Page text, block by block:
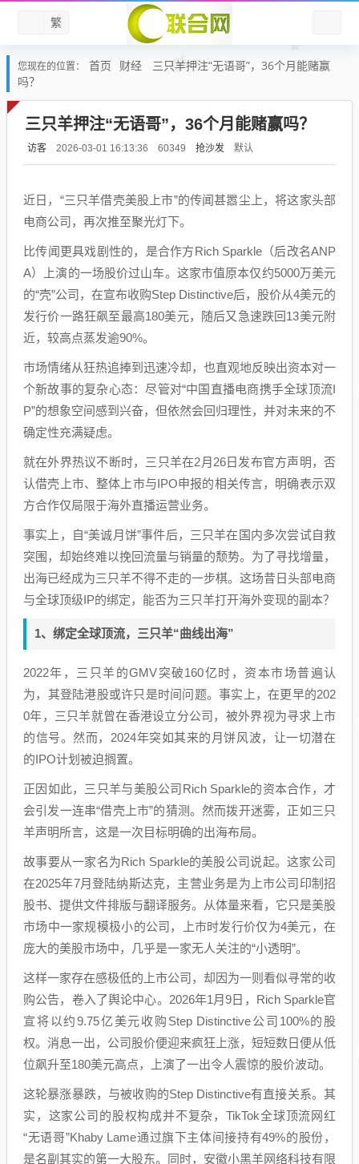
繁
您现在的位置： 首页 财经
三只羊押注“无语哥”，36个月能赌赢
吗？
三只羊押注“无语哥”，36个月能赌赢吗？
访客 2026-03-01 16:13:36 60349 抢沙发 默认
近日，“三只羊借壳美股上市”的传闻甚嚣尘上，将这家头部
电商公司，再次推至聚光灯下。
比传闻更具戏剧性的，是合作方Rich Sparkle（后改名ANP
A）上演的一场股价过山车。这家市值原本仅约5000万美元
的“壳”公司，在宣布收购Step Distinctive后，股价从4美元的
发行价一路狂飙至最高180美元，随后又急速跌回13美元附
近，较高点蒸发逾90%。
市场情绪从狂热追捧到迅速冷却，也直观地反映出资本对一
个新故事的复杂心态：尽管对“中国直播电商携手全球顶流I
P”的想象空间感到兴奋，但依然会回归理性，并对未来的不
确定性充满疑虑。
就在外界热议不断时，三只羊在2月26日发布官方声明，否
认借壳上市、整体上市与IPO申报的相关传言，明确表示双
方合作仅局限于海外直播运营业务。
事实上，自“美诚月饼”事件后，三只羊在国内多次尝试自救
突围，却始终难以挽回流量与销量的颓势。为了寻找增量，
出海已经成为三只羊不得不走的一步棋。这场昔日头部电商
与全球顶级IP的绑定，能否为三只羊打开海外变现的副本？
1、绑定全球顶流，三只羊“曲线出海”
2022年，三只羊的GMV突破160亿时，资本市场普遍认
为，其登陆港股或许只是时间问题。事实上，在更早的202
0年，三只羊就曾在香港设立分公司，被外界视为寻求上市
的信号。然而，2024年突如其来的月饼风波，让一切潜在
的IPO计划被迫搁置。
正因如此，三只羊与美股公司Rich Sparkle的资本合作，才
会引发一连串“借壳上市”的猜测。然而拨开迷雾，正如三只
羊声明所言，这是一次目标明确的出海布局。
故事要从一家名为Rich Sparkle的美股公司说起。这家公司
在2025年7月登陆纳斯达克，主营业务是为上市公司印制招
股书、提供文件排版与翻译服务。从体量来看，它只是美股
市场中一家规模极小的公司，上市时发行价仅为4美元，在
庞大的美股市场中，几乎是一家无人关注的“小透明”。
这样一家存在感极低的上市公司，却因为一则看似寻常的收
购公告，卷入了舆论中心。2026年1月9日，Rich Sparkle官
宣将以约9.75亿美元收购Step Distinctive公司100%的股
权。消息一出，公司股价便迎来疯狂上涨，短短数日便从低
位飙升至180美元高点，上演了一出令人震惊的股价波动。
这轮暴涨暴跌，与被收购的Step Distinctive有直接关系。其
实，这家公司的股权构成并不复杂，TikTok全球顶流网红
“无语哥”Khaby Lame通过旗下主体间接持有49%的股份，
是名副其实的第一大股东。同时，安徽小黑羊网络科技有限